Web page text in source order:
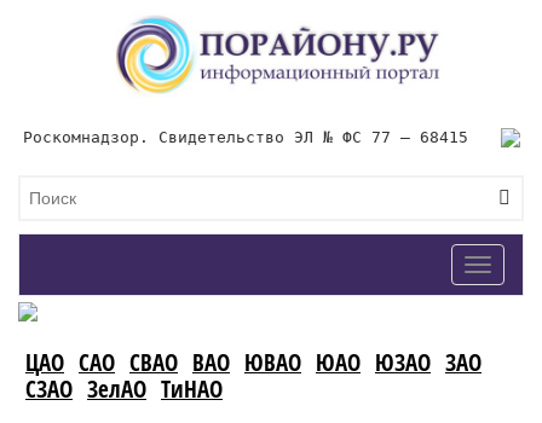
Роскомнадзор. Свидетельство ЭЛ № ФС 77 – 68415
Toggle
ЦАО САО СВАО ВАО ЮВАО ЮАО ЮЗАО ЗАО
СЗАО ЗелАО ТиНАО